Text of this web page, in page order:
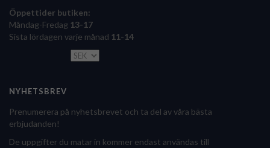
Öppettider butiken:
Måndag-Fredag 13-17
Sista lördagen varje månad 11-14
NYHETSBREV
Prenumerera på nyhetsbrevet och ta del av våra bästa
erbjudanden!
De uppgifter du matar in kommer endast användas till